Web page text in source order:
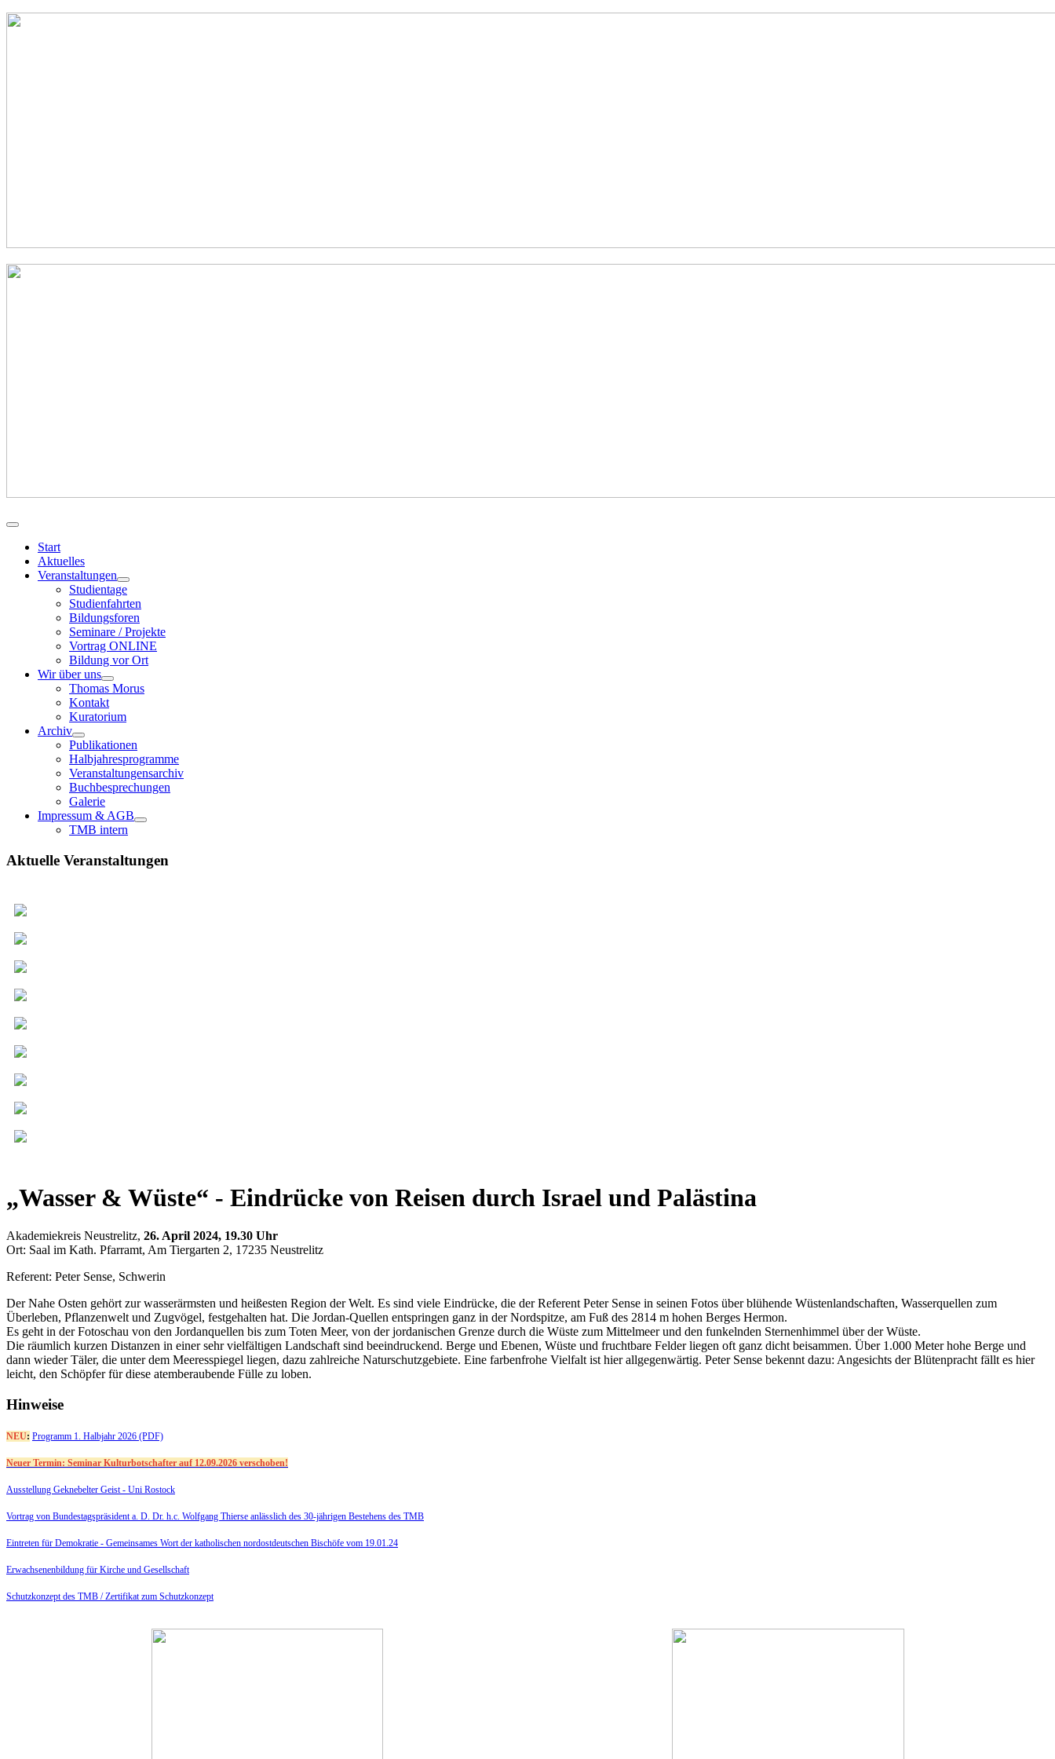
Start
Aktuelles
Veranstaltungen
Studientage
Studienfahrten
Bildungsforen
Seminare / Projekte
Vortrag ONLINE
Bildung vor Ort
Wir über uns
Thomas Morus
Kontakt
Kuratorium
Archiv
Publikationen
Halbjahresprogramme
Veranstaltungensarchiv
Buchbesprechungen
Galerie
Impressum & AGB
TMB intern
Aktuelle Veranstaltungen
„Wasser & Wüste“ - Eindrücke von Reisen durch Israel und Palästina
Akademiekreis Neustrelitz, 26. April 2024, 19.30 Uhr
Ort: Saal im Kath. Pfarramt, Am Tiergarten 2, 17235 Neustrelitz
Referent: Peter Sense, Schwerin
Der Nahe Osten gehört zur wasserärmsten und heißesten Region der Welt. Es sind viele Eindrücke, die der Referent Peter Sense in seinen Fotos über blühende Wüstenlandschaften, Wasserquellen zum
Überleben, Pflanzenwelt und Zugvögel, festgehalten hat. Die Jordan-Quellen entspringen ganz in der Nordspitze, am Fuß des 2814 m hohen Berges Hermon.
Es geht in der Fotoschau von den Jordanquellen bis zum Toten Meer, von der jordanischen Grenze durch die Wüste zum Mittelmeer und den funkelnden Sternenhimmel über der Wüste.
Die räumlich kurzen Distanzen in einer sehr vielfältigen Landschaft sind beeindruckend. Berge und Ebenen, Wüste und fruchtbare Felder liegen oft ganz dicht beisammen. Über 1.000 Meter hohe Berge und
dann wieder Täler, die unter dem Meeresspiegel liegen, dazu zahlreiche Naturschutzgebiete. Eine farbenfrohe Vielfalt ist hier allgegenwärtig. Peter Sense bekennt dazu: Angesichts der Blütenpracht fällt es hier
leicht, den Schöpfer für diese atemberaubende Fülle zu loben.
Hinweise
NEU: Programm 1. Halbjahr 2026 (PDF)
Neuer Termin: Seminar Kulturbotschafter auf 12.09.2026 verschoben!
Ausstellung Geknebelter Geist - Uni Rostock
Vortrag von Bundestagspräsident a. D. Dr. h.c. Wolfgang Thierse anlässlich des 30-jährigen Bestehens des TMB
Eintreten für Demokratie - Gemeinsames Wort der katholischen nordostdeutschen Bischöfe vom 19.01.24
Erwachsenenbildung für Kirche und Gesellschaft
Schutzkonzept des TMB / Zertifikat zum Schutzkonzept